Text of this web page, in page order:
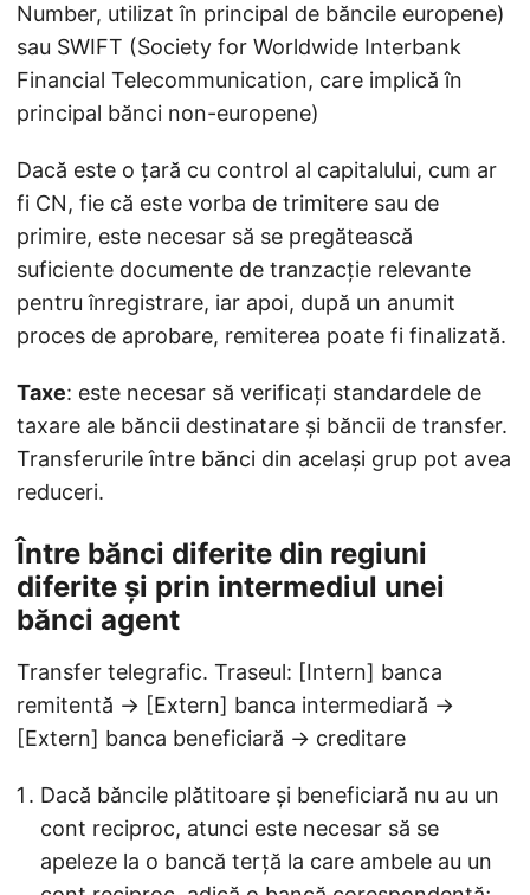
Number, utilizat în principal de băncile europene)
sau SWIFT (Society for Worldwide Interbank
Financial Telecommunication, care implică în
principal bănci non-europene)
Dacă este o țară cu control al capitalului, cum ar
fi CN, fie că este vorba de trimitere sau de
primire, este necesar să se pregătească
suficiente documente de tranzacție relevante
pentru înregistrare, iar apoi, după un anumit
proces de aprobare, remiterea poate fi finalizată.
Taxe: este necesar să verificați standardele de
taxare ale băncii destinatare și băncii de transfer.
Transferurile între bănci din același grup pot avea
reduceri.
Între bănci diferite din regiuni
diferite și prin intermediul unei
bănci agent
Transfer telegrafic. Traseul: [Intern] banca
remitentă → [Extern] banca intermediară →
[Extern] banca beneficiară → creditare
Dacă băncile plătitoare și beneficiară nu au un
cont reciproc, atunci este necesar să se
apeleze la o bancă terță la care ambele au un